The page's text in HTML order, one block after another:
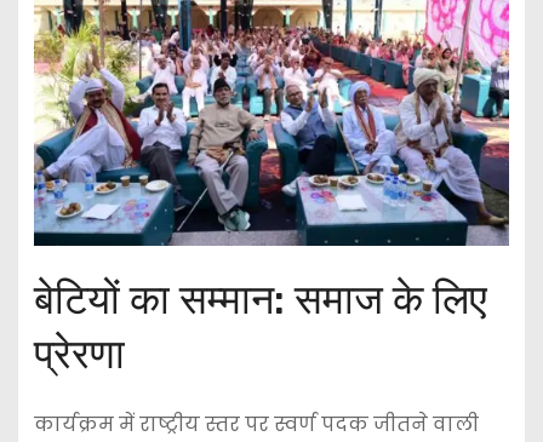
बेटियों का सम्मान: समाज के लिए
प्रेरणा
कार्यक्रम में राष्ट्रीय स्तर पर स्वर्ण पदक जीतने वाली